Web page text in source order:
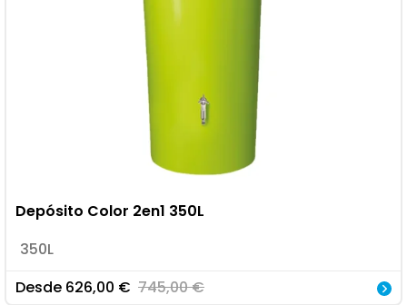
Depósito Color 2en1 350L
350L
Desde 626,00 € 745,00€